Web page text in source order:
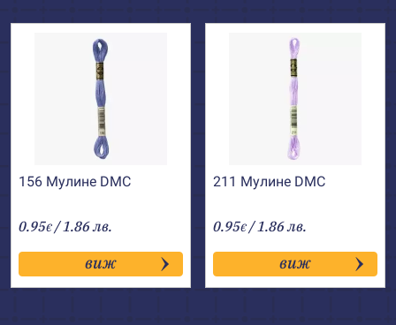
156 Мулине DMC
0.95€ / 1.86 лв.
виж
211 Мулине DMC
0.95€ / 1.86 лв.
виж